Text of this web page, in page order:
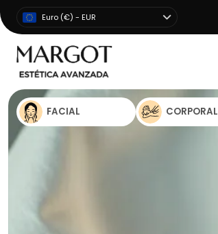
Euro (€) - EUR
FACIAL CORPORAL